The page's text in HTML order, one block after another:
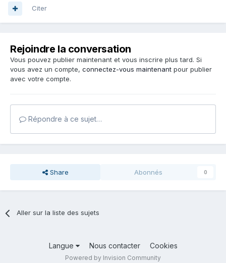
Citer
Rejoindre la conversation
Vous pouvez publier maintenant et vous inscrire plus tard. Si
vous avez un compte, connectez-vous maintenant pour publier
avec votre compte.
Répondre à ce sujet…
Share Abonnés 0
Aller sur la liste des sujets
Langue Nous contacter Cookies
Powered by Invision Community